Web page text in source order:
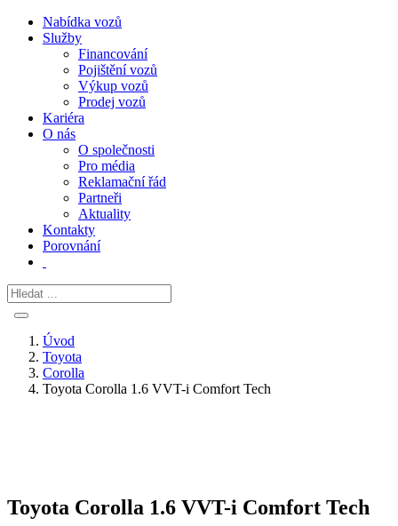
Nabídka vozů
Služby
Financování
Pojištění vozů
Výkup vozů
Prodej vozů
Kariéra
O nás
O společnosti
Pro média
Reklamační řád
Partneři
Aktuality
Kontakty
Porovnání
Úvod
Toyota
Corolla
Toyota Corolla 1.6 VVT-i Comfort Tech
Toyota Corolla 1.6 VVT-i Comfort Tech